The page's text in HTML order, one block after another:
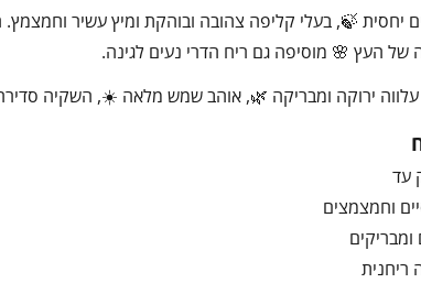
יחסית 🍃, בעלי קליפה צהובה ובוהקת ומיץ עשיר
העץ 🌸 מוסיפה גם ריח הדרי נעים לגינה.
ירוקה ומבריקה 🌿, אוהב שמש מלאה ☀️, השקיה סדירה
עד
וחמצמצים
ומבריקים
ריחנית